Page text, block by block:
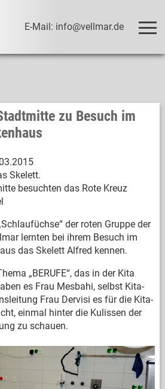
E-Mail: info@vellmar.de
zu Besuch im
Skelett.
besuchten das Rote Kreuz
der roten Gruppe der
lernten bei ihrem Besuch im
das Skelett Alfred kennen.
„BERUFE“, das in der Kita
es Frau Mesbahi, selbst Kita-
Frau Dervisi es für die Kita-
einmal hinter die Kulissen der
zu schauen.